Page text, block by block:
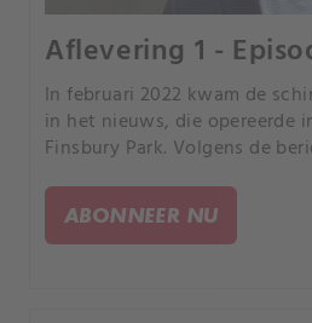
Aflevering 1 -
In februari 2022 kwam de
in het nieuws, die opereerde
Finsbury Park. Volgens de
terwijl duizenden kijkers
toe te kijken.
ABONNEER NU